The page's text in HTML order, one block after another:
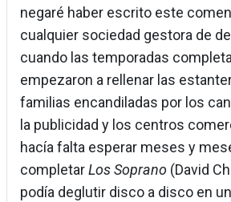
negaré haber escrito este
cualquier sociedad gestora de
cuando las temporadas
empezaron a rellenar las
familias encandiladas por los
la publicidad y los centros
hacía falta esperar meses y
completarLos Soprano (David
podía deglutir disco a disco en